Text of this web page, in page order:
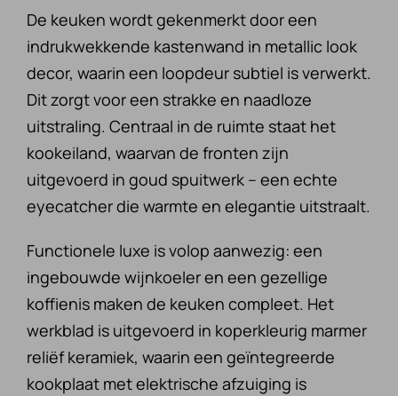
De keuken wordt gekenmerkt door een
indrukwekkende kastenwand in metallic look
decor, waarin een loopdeur subtiel is verwerkt.
Dit zorgt voor een strakke en naadloze
uitstraling. Centraal in de ruimte staat het
kookeiland, waarvan de fronten zijn
uitgevoerd in goud spuitwerk – een echte
eyecatcher die warmte en elegantie uitstraalt.
Functionele luxe is volop aanwezig: een
ingebouwde wijnkoeler en een gezellige
koffienis maken de keuken compleet. Het
werkblad is uitgevoerd in koperkleurig marmer
reliëf keramiek, waarin een geïntegreerde
kookplaat met elektrische afzuiging is